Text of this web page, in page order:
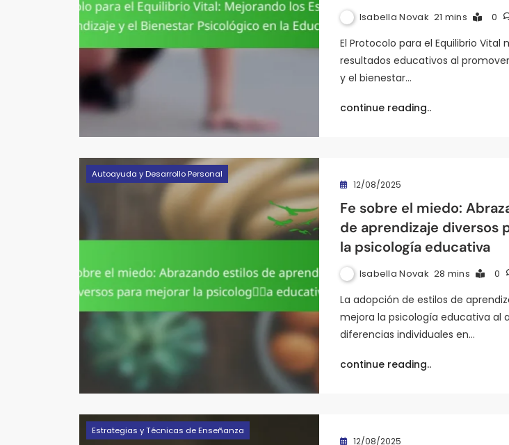
Isabella Novak 21 mins 0
El Protocolo para el Equilibrio Vital
resultados educativos al
y el bienestar…
continue reading..
Autoayuda y Desarrollo Personal
12/08/2025
Fe sobre el miedo:
de aprendizaje diversos
la psicología educativa
Isabella Novak 28 mins 0
La adopción de estilos de
mejora la psicología educativa al
diferencias individuales en…
continue reading..
Estrategias y Técnicas de Enseñanza
12/08/2025